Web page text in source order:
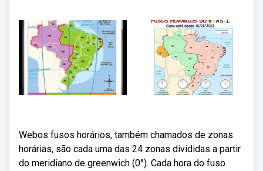
Webos fusos horários, também chamados de zonas
horárias, são cada uma das 24 zonas divididas a partir
do meridiano de greenwich (0°). Cada hora do fuso